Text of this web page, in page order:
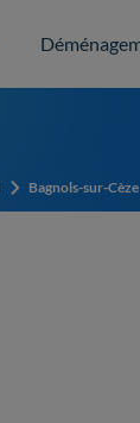
Bagnols-sur-Cèze